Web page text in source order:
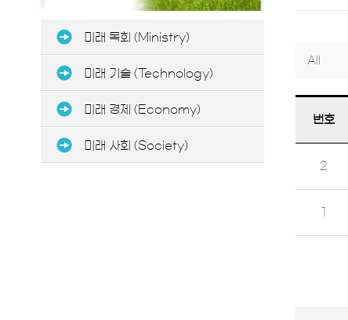
All
번호
2
미래 목회 (Ministry)
미래 기술 (Technology)
미래 경제 (Economy)
미래 사회 (Society)